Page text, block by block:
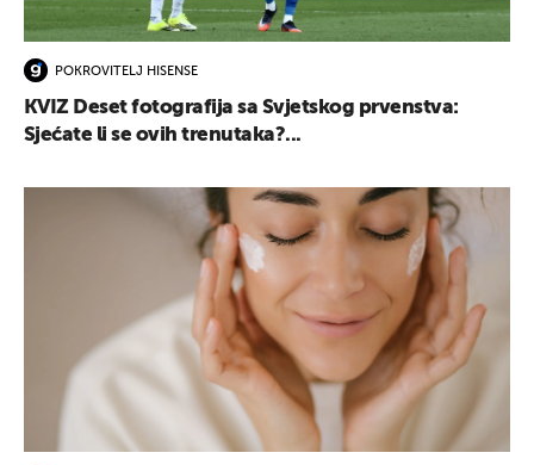
POKROVITELJ HISENSE
KVIZ Deset fotografija sa Svjetskog prvenstva:
Sjećate li se ovih trenutaka?...